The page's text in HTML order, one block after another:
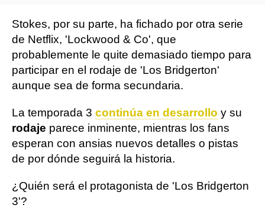
Stokes, por su parte, ha fichado por otra serie
de Netflix, 'Lockwood & Co', que
probablemente le quite demasiado tiempo para
participar en el rodaje de 'Los Bridgerton'
aunque sea de forma secundaria.
La temporada 3 continúa en desarrollo y su
rodaje parece inminente, mientras los fans
esperan con ansias nuevos detalles o pistas
de por dónde seguirá la historia.
¿Quién será el protagonista de 'Los Bridgerton
3'?